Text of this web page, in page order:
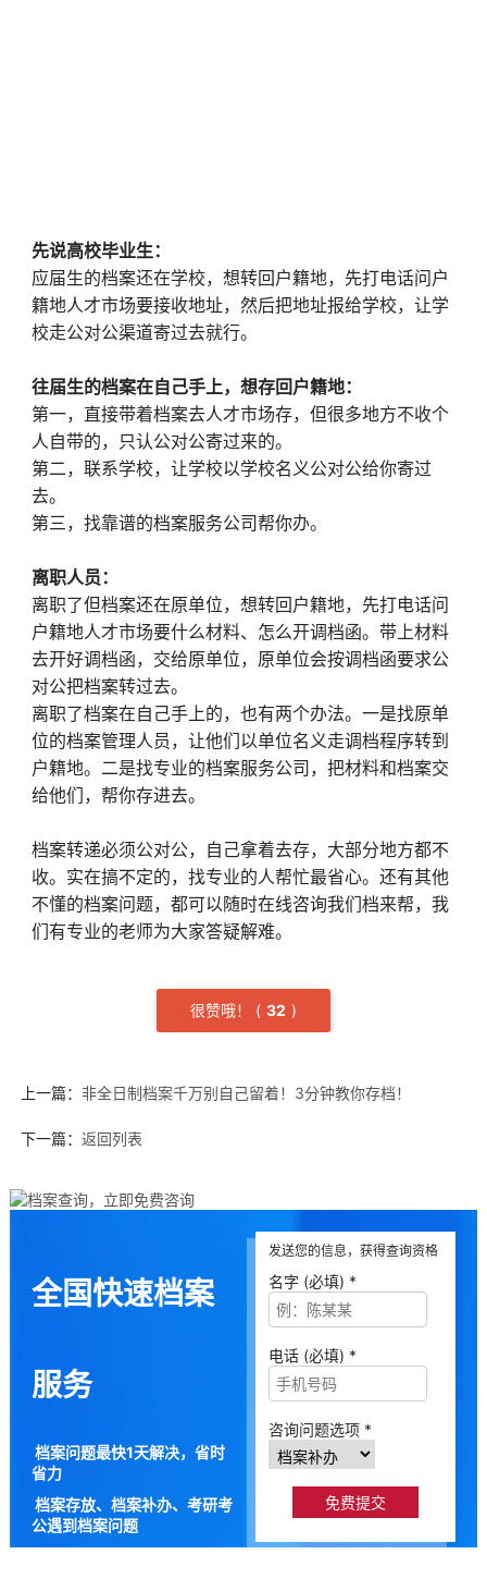
先说高校毕业生：
应届生的档案还在学校，想转回户籍地，先打电话问户
籍地人才市场要接收地址，然后把地址报给学校，让学
校走公对公渠道寄过去就行。
往届生的档案在自己手上，想存回户籍地：
第一，直接带着档案去人才市场存，但很多地方不收个
人自带的，只认公对公寄过来的。
第二，联系学校，让学校以学校名义公对公给你寄过
去。
第三，找靠谱的档案服务公司帮你办。
离职人员：
离职了但档案还在原单位，想转回户籍地，先打电话问
户籍地人才市场要什么材料、怎么开调档函。带上材料
去开好调档函，交给原单位，原单位会按调档函要求公
对公把档案转过去。
离职了档案在自己手上的，也有两个办法。一是找原单
位的档案管理人员，让他们以单位名义走调档程序转到
户籍地。二是找专业的档案服务公司，把材料和档案交
给他们，帮你存进去。
档案转递必须公对公，自己拿着去存，大部分地方都不
收。实在搞不定的，找专业的人帮忙最省心。还有其他
不懂的档案问题，都可以随时在线咨询我们档来帮，我
们有专业的老师为大家答疑解难。
很赞哦！ ( 32 )
上一篇： 非全日制档案千万别自己留着！3分钟教你存档！
下一篇： 返回列表
全国快速档案
服务
档案问题最快1天解决，省时
省力
档案存放、档案补办、考研考
公遇到档案问题
发送您的信息，获得查询资格
名字 (必填) *
电话 (必填) *
咨询问题选项 *